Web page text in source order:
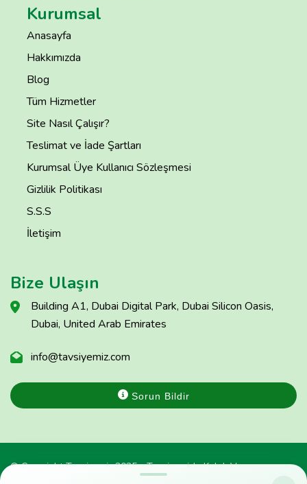
Kurumsal
Anasayfa
Hakkımızda
Blog
Tüm Hizmetler
Site Nasıl Çalışır?
Teslimat ve İade Şartları
Kurumsal Üye Kullanıcı Sözleşmesi
Gizlilik Politikası
S.S.S
İletişim
Bize Ulaşın
Building A1, Dubai Digital Park, Dubai Silicon Oasis,
Dubai, United Arab Emirates
info@tavsiyemiz.com
Sorun Bildir
© Copyright Tavsiyemiz 2025 - Tavsiyemiz'e Kulak Ver